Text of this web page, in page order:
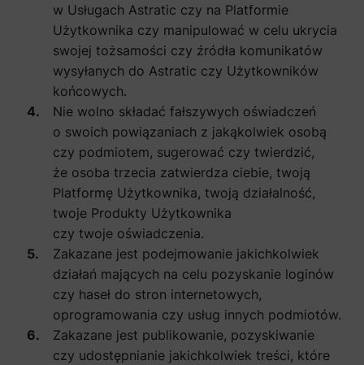
w Usługach Astratic czy na Platformie
Użytkownika czy manipulować w celu ukrycia
swojej tożsamości czy źródła komunikatów
wysyłanych do Astratic czy Użytkowników
końcowych.
Nie wolno składać fałszywych oświadczeń
o swoich powiązaniach z jakąkolwiek osobą
czy podmiotem, sugerować czy twierdzić,
że osoba trzecia zatwierdza ciebie, twoją
Platformę Użytkownika, twoją działalność,
twoje Produkty Użytkownika
czy twoje oświadczenia.
Zakazane jest podejmowanie jakichkolwiek
działań mających na celu pozyskanie loginów
czy haseł do stron internetowych,
oprogramowania czy usług innych podmiotów.
Zakazane jest publikowanie, pozyskiwanie
czy udostępnianie jakichkolwiek treści, które